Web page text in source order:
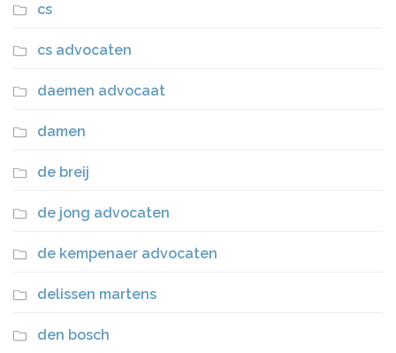
cs
cs advocaten
daemen advocaat
damen
de breij
de jong advocaten
de kempenaer advocaten
delissen martens
den bosch